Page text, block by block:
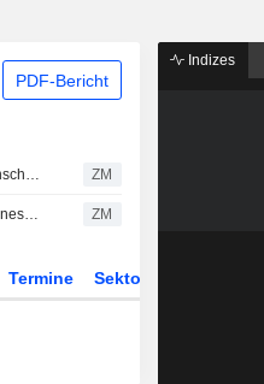
PDF-Bericht
COINBASE GLOBAL, INC. : Rothschild & Co Redburn gibt eine Kauf-Bewertung ab ZM
COINBASE GLOBAL, INC. : Monness, Crespi, Hardt bekräftigt seine Verkaufsbewertung ZM
Termine Sektor
Indizes